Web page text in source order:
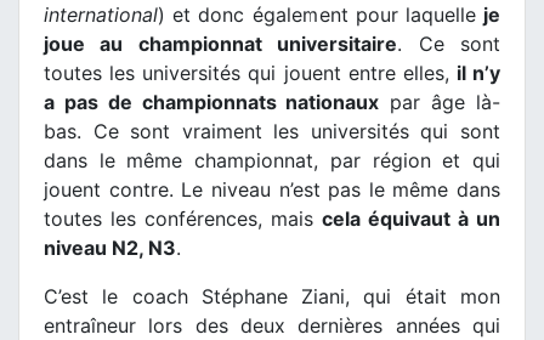
international) et donc également pour laquelle je
joue au championnat universitaire. Ce sont
toutes les universités qui jouent entre elles, il n’y
a pas de championnats nationaux par âge là-
bas. Ce sont vraiment les universités qui sont
dans le même championnat, par région et qui
jouent contre. Le niveau n’est pas le même dans
toutes les conférences, mais cela équivaut à un
niveau N2, N3.
C’est le coach Stéphane Ziani, qui était mon
entraîneur lors des deux dernières années qui